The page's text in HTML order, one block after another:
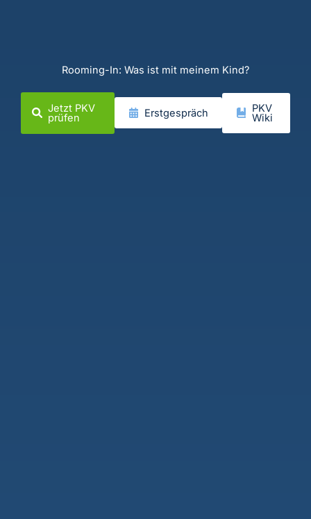
Rooming-In: Was ist mit meinem Kind?
Jetzt PKV
prüfen Erstgespräch PKV
Wiki